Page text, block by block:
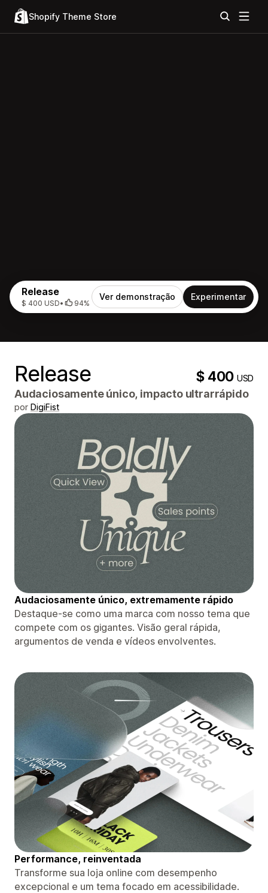
Shopify Theme Store
Release
$ 400 USD• 94%
Ver demonstração Experimentar
Release $ 400USD
Audaciosamente único, impacto ultrarrápido
por DigiFist
Audaciosamente único, extremamente rápido
Destaque-se como uma marca com nosso tema que
compete com os gigantes. Visão geral rápida,
argumentos de venda e vídeos envolventes.
Performance, reinventada
Transforme sua loja online com desempenho
excepcional e um tema focado em acessibilidade.